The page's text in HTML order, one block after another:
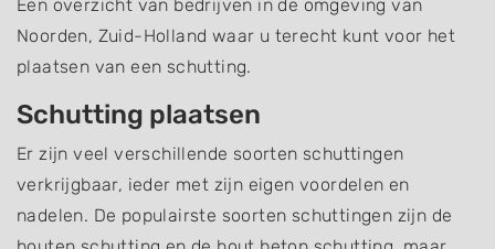
Een overzicht van bedrijven in de omgeving van
Noorden, Zuid-Holland waar u terecht kunt voor het
plaatsen van een schutting.
Schutting plaatsen
Er zijn veel verschillende soorten schuttingen
verkrijgbaar, ieder met zijn eigen voordelen en
nadelen. De populairste soorten schuttingen zijn de